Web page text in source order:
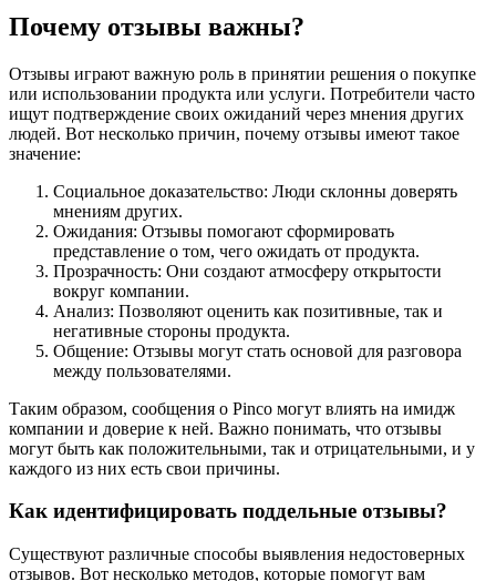
Почему отзывы важны?
Отзывы играют важную роль в принятии решения о покупке
или использовании продукта или услуги. Потребители часто
ищут подтверждение своих ожиданий через мнения других
людей. Вот несколько причин, почему отзывы имеют такое
значение:
Социальное доказательство: Люди склонны доверять
мнениям других.
Ожидания: Отзывы помогают сформировать
представление о том, чего ожидать от продукта.
Прозрачность: Они создают атмосферу открытости
вокруг компании.
Анализ: Позволяют оценить как позитивные, так и
негативные стороны продукта.
Общение: Отзывы могут стать основой для разговора
между пользователями.
Таким образом, сообщения о Pinco могут влиять на имидж
компании и доверие к ней. Важно понимать, что отзывы
могут быть как положительными, так и отрицательными, и у
каждого из них есть свои причины.
Как идентифицировать поддельные отзывы?
Существуют различные способы выявления недостоверных
отзывов. Вот несколько методов, которые помогут вам